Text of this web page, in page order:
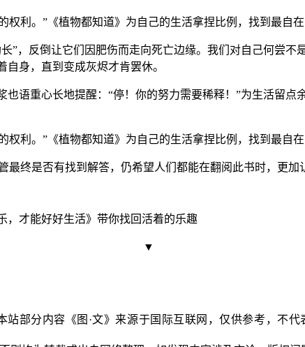
”，反倒让它们因肥伤而走向死亡边缘。我们对自己何尝
身，直到变成灰烬才肯罢休。
语重心长地提醒：“停！你的努力需要稀释！”为生活留
最终是否有找到解答，仍希望人们都能在翻阅此书时，更加
才能好好生活》带你找回活着的乐趣
▼
站部分内容《图·文》来源于国际互联网，仅供参考，不代